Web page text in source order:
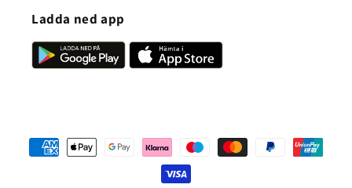
Ladda ned app
Betalningsmetoder